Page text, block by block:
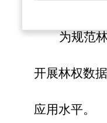
为规范
开展林权数
应用水平。